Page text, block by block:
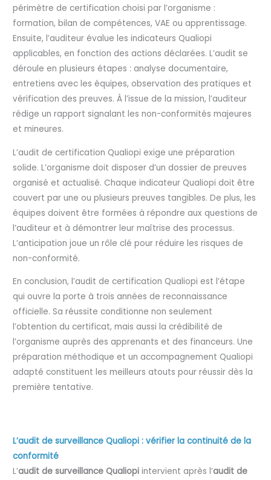
périmètre de certification choisi par l’organisme :
formation, bilan de compétences, VAE ou apprentissage.
Ensuite, l’auditeur évalue les indicateurs Qualiopi
applicables, en fonction des actions déclarées. L’audit se
déroule en plusieurs étapes : analyse documentaire,
entretiens avec les équipes, observation des pratiques et
vérification des preuves. À l’issue de la mission, l’auditeur
rédige un rapport signalant les non-conformités majeures
et mineures.
L’audit de certification Qualiopi exige une préparation
solide. L’organisme doit disposer d’un dossier de preuves
organisé et actualisé. Chaque indicateur Qualiopi doit être
couvert par une ou plusieurs preuves tangibles. De plus, les
équipes doivent être formées à répondre aux questions de
l’auditeur et à démontrer leur maîtrise des processus.
L’anticipation joue un rôle clé pour réduire les risques de
non-conformité.
En conclusion, l’audit de certification Qualiopi est l’étape
qui ouvre la porte à trois années de reconnaissance
officielle. Sa réussite conditionne non seulement
l’obtention du certificat, mais aussi la crédibilité de
l’organisme auprès des apprenants et des financeurs. Une
préparation méthodique et un accompagnement Qualiopi
adapté constituent les meilleurs atouts pour réussir dès la
première tentative.
L’audit de surveillance Qualiopi : vérifier la continuité de la
conformité
L’audit de surveillance Qualiopi intervient après l’audit de